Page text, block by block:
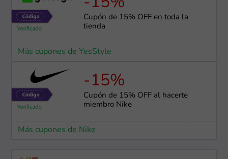
Cupón de 15% OFF en toda la
tienda
Más cupones de YesStyle
-15%
Cupón de 15% OFF al hacerte
miembro Nike
Más cupones de Nike